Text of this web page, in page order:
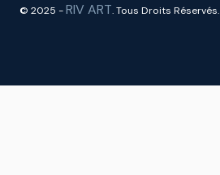
© 2025 -RIV ART. Tous Droits Réservés.